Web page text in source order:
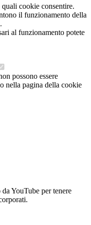
quali cookie consentire.
il funzionamento della
al funzionamento potete
possono essere
nella pagina della cookie
YouTube per tenere